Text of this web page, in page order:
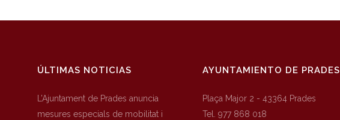
ÚLTIMAS NOTICIAS
L’Ajuntament de Prades anuncia
mesures especials de mobilitat i
AYUNTAMIENTO DE PRADES
Plaça Major 2 - 43364 Prades
Tel. 977 868 018